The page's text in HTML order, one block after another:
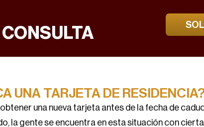
UNA TARJETA DE
una nueva tarjeta antes de la fecha de
la gente se encuentra en esta situación con